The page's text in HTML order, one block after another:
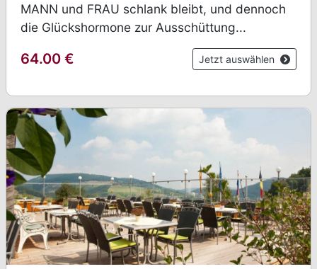
MANN und FRAU schlank bleibt, und dennoch
die Glückshormone zur Ausschüttung...
64.00 € Jetzt auswählen